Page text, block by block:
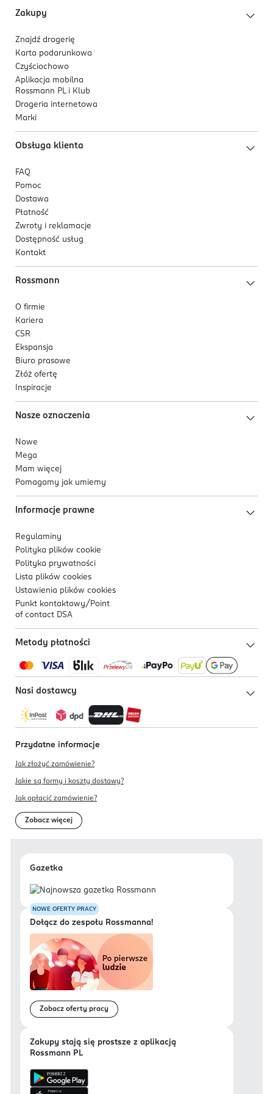
Zakupy
Znajdź drogerię
Karta podarunkowa
Czyściochowo
Aplikacja mobilna
Rossmann PL i Klub
Drogeria internetowa
Marki
Obsługa klienta
FAQ
Pomoc
Dostawa
Płatność
Zwroty i reklamacje
Dostępność usług
Kontakt
Rossmann
O firmie
Kariera
CSR
Ekspansja
Biuro prasowe
Złóż ofertę
Inspiracje
Nasze oznaczenia
Nowe
Mega
Mam więcej
Pomagamy jak umiemy
Informacje prawne
Regulaminy
Polityka plików cookie
Polityka prywatności
Lista plików cookies
Ustawienia plików cookies
Punkt kontaktowy/ Point
of contact DSA
Metody płatności
Nasi dostawcy
Przydatne informacje
Jak złożyć zamówienie?
Jakie są formy i koszty dostawy?
Jak opłacić zamówienie?
Zobacz więcej
Gazetka
NOWE OFERTY PRACY
Dołącz do zespołu Rossmanna!
Zobacz oferty pracy
Zakupy stają się prostsze z aplikacją
Rossmann PL